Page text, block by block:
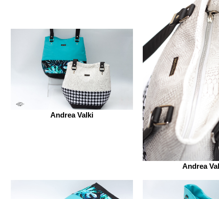
Andrea Valki
Andrea